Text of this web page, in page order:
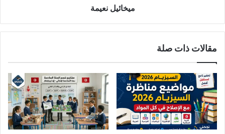
ميخائيل نعيمة
مقالات ذات صلة